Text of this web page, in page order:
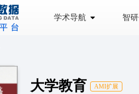
学术导航 智
大学教育 AMI扩展